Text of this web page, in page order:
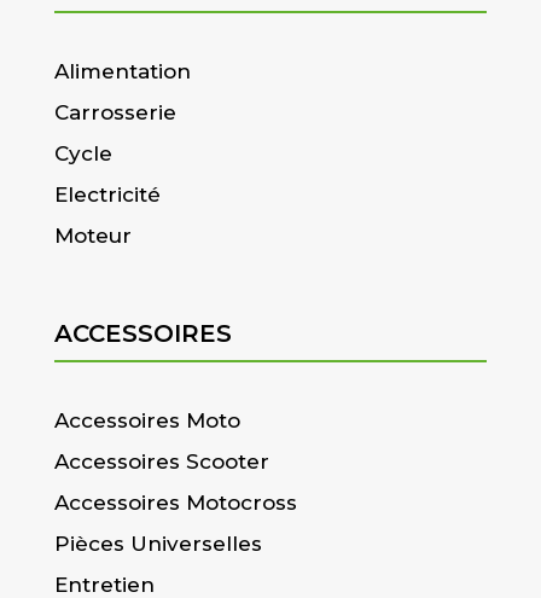
Alimentation
Carrosserie
Cycle
Electricité
Moteur
ACCESSOIRES
Accessoires Moto
Accessoires Scooter
Accessoires Motocross
Pièces Universelles
Entretien